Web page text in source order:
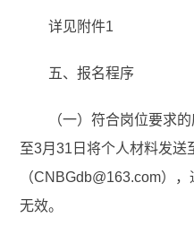
详见附件1
五、报名程序
（一）符合岗位要求
至3月31日将个人材料发送
（CNBGdb@163.com）
无效。